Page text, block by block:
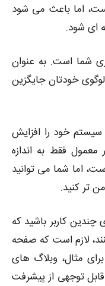
اما باعث می شود
ای شود.
شما است. به عنوان
خودتان جایگزین
خود را افزایش
فقط به اندازه
اما شما می توانید
تر کنید.
چندین کاربر باشید که
لازم است که صفحه
مثال، وبلاگ های
توجهی از پیشرفت